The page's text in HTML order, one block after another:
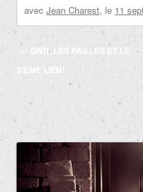
avec Jean Charest, le 11
Navigation
des
←
GND, LES PAILLES ET LE
3IEME LIEN!